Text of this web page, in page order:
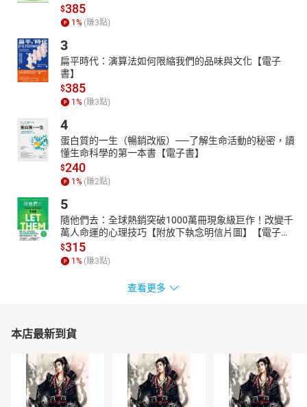
$385
1 % (賺3點)
3
扁平時代：演算法如何限縮我們的品味與文化【電子
書】
$385
1 % (賺3點)
4
蛋白質的一生（暢銷改版）──了解生命活動的秘密，讀
懂生命科學的第一本書【電子書】
$240
1 % (賺2點)
5
隨他們去：全球熱銷突破1000萬冊現象級巨作！改變千
萬人命運的心理技巧【附放下執念明信片圖】【電子
書】
$315
1 % (賺3點)
查看更多
本店最新到貨